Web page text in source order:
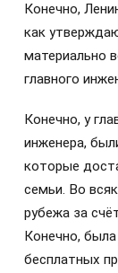
Конечно,
как
материально
главного
Конечно, у
инженера,
которые
семьи. Во
рубежа за
Конечно,
бесплатных